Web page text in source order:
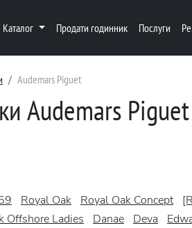
Каталог Продати годинник Послуги
Audemars Piguet
Audemars Piguet
Royal Oak Royal Oak Concept
Offshore Ladies
Danae Deva